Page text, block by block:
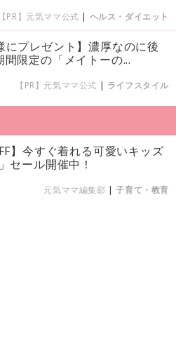
【PR】元気ママ公式 | ヘルス・ダイエット
にプレゼント】濃厚なのに後
間限定の「メイトーの...
【PR】元気ママ公式 | ライフスタイル
】今すぐ着れる可愛いキッズ
セール開催中！
元気ママ編集部 |子育て・教育